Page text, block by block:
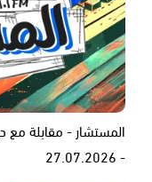
المستشار - مقابلة مع
- 27.07.2026